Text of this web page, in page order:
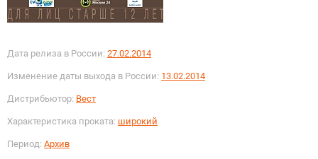
Дата релиза в России: 27.02.2014
Изменение даты выхода в России: 13.02.2014
Дистрибьютор: Вест
Характеристика проката: широкий
Период: Архив